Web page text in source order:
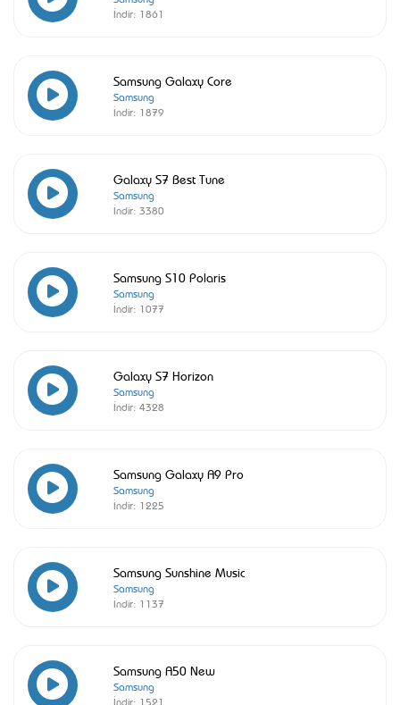
İndir: 1861
Samsung Galaxy Core
Samsung
İndir: 1879
Galaxy S7 Best Tune
Samsung
İndir: 3380
Samsung S10 Polaris
Samsung
İndir: 1077
Galaxy S7 Horizon
Samsung
İndir: 4328
Samsung Galaxy A9 Pro
Samsung
İndir: 1225
Samsung Sunshine Music
Samsung
İndir: 1137
Samsung A50 New
Samsung
İndir: 1521